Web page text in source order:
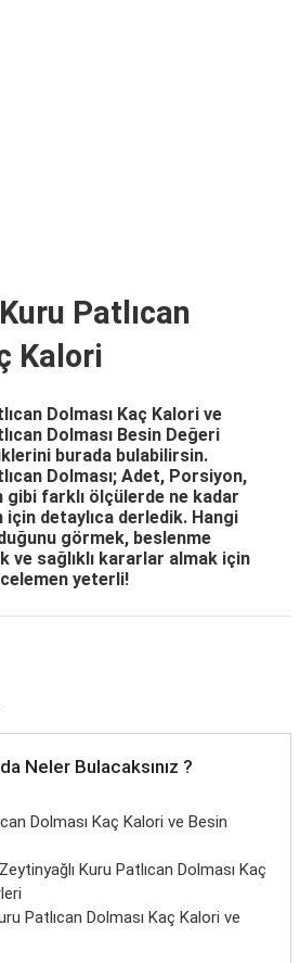
Patlıcan
Kalori
Dolması Kaç Kalori ve
Dolması Besin Değeri
burada bulabilirsin.
Dolması; Adet, Porsiyon,
gibi farklı ölçülerde ne kadar
detaylıca derledik. Hangi
görmek, beslenme
ve sağlıklı kararlar almak için
yeterli!
Neler Bulacaksınız ?
Dolması Kaç Kalori ve Besin
Kuru Patlıcan Dolması Kaç
Patlıcan Dolması Kaç Kalori ve